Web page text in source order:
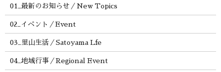
01_最新のお知らせ／New Topics
02_イベント／Event
03_里山生活／Satoyama Lfe
04_地域行事／Regional Event